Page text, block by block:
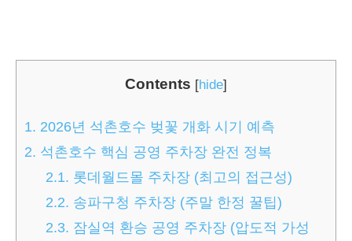
Contents [hide]
1. 2026년 석촌호수 벚꽃 개화 시기 예측
2. 석촌호수 핵심 공영 주차장 완전 정복
2.1. 롯데월드몰 주차장 (최고의 접근성)
2.2. 송파구청 주차장 (주말 한정 꿀팁)
2.3. 잠실역 환승 공영 주차장 (압도적 가성